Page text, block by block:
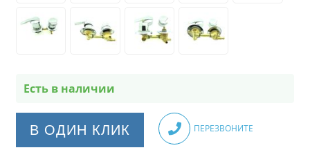
Есть в наличии
В ОДИН КЛИК ПЕРЕЗВОНИТЕ